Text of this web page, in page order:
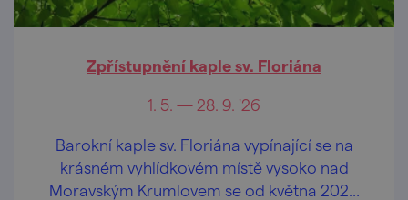
Zpřístupnění kaple sv. Floriána
1. 5. — 28. 9. '26
Barokní kaple sv. Floriána vypínající se na
krásném vyhlídkovém místě vysoko nad
Moravským Krumlovem se od května 2026